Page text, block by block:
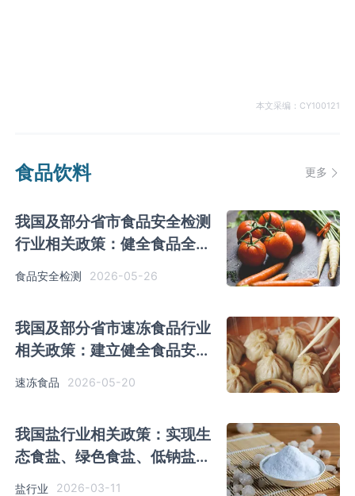
本文采编：CY100121
食品饮料 更多
我国及部分省市食品安全检测
行业相关政策：健全食品全链
条全过程监管机制
食品安全检测 2026-05-26
我国及部分省市速冻食品行业
相关政策：建立健全食品安全
管理制度
速冻食品 2026-05-20
我国盐行业相关政策：实现生
态食盐、绿色食盐、低钠盐等
食盐产品个性化、差异化开发
盐行业 2026-03-11